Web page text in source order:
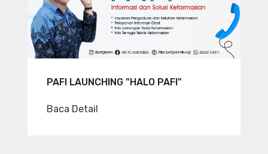
PAFI LAUNCHING "HALO PAFI"
Baca Detail